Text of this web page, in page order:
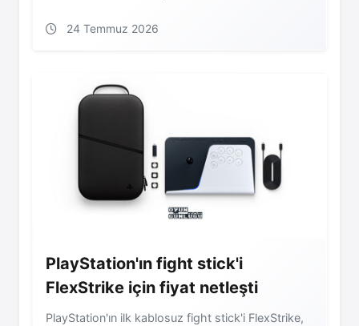
24 Temmuz 2026
PlayStation'ın fight stick'i
FlexStrike için fiyat netleşti
PlayStation'ın ilk kablosuz fight stick'i FlexStrike,